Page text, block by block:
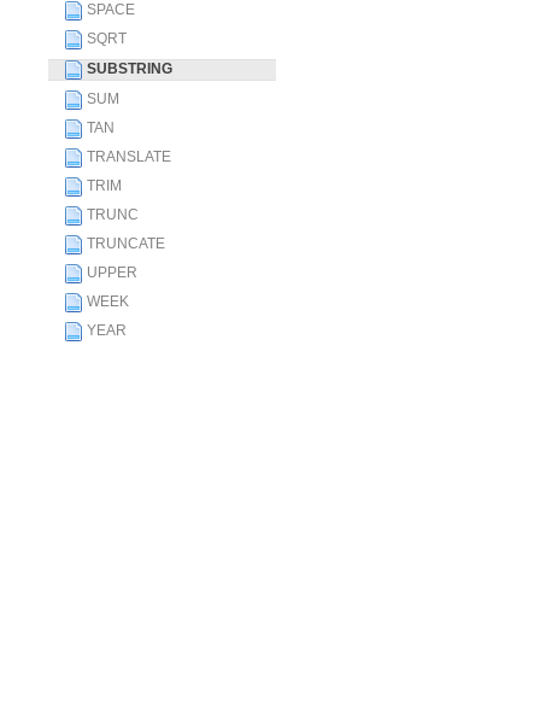
SPACE
SQRT
SUBSTRING
SUM
TAN
TRANSLATE
TRIM
TRUNC
TRUNCATE
UPPER
WEEK
YEAR